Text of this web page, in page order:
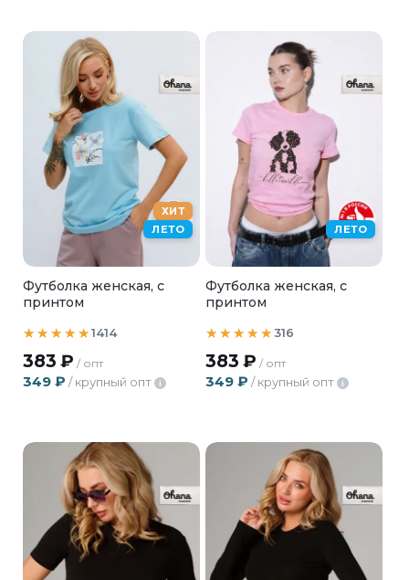
ХИТ
ЛЕТО
Футболка женская, с
принтом
1414
383 ₽ / опт
349 ₽ / крупный опт i
ЛЕТО
Футболка женская, с
принтом
316
383 ₽ / опт
349 ₽ / крупный опт i